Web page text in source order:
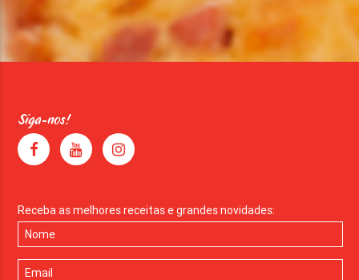
Siga-nos!
Receba as melhores receitas e grandes novidades: